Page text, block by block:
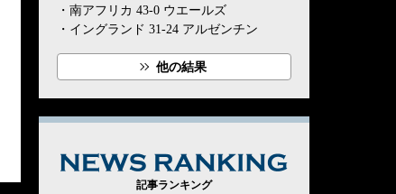
・南アフリカ 43-0 ウエールズ
・イングランド 31-24 アルゼンチン
他の結果
記事ランキング